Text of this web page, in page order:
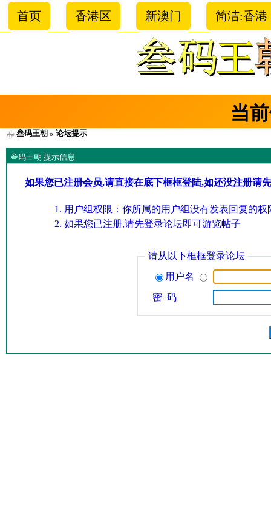
首页 香港区 新澳门 简洁:香港
当
叁码王朝 » 论坛提示
叁码王朝 提示信息
如果您已注册会员,请直接在底下框框登陆,如还没注册请
用户组权限：你所属的用户组没有发表回复的权
如果您已注册,请先登录论坛即可游览帖子
请从以下框框登录论坛
用户名
密 码